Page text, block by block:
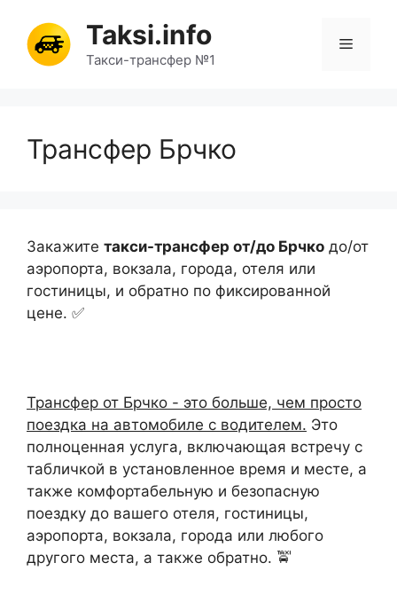
содержимому
Taksi.info
Такси-трансфер №1
Меню
Трансфер Брчко
Закажите такси-трансфер от/до Брчко до/от
аэропорта, вокзала, города, отеля или
гостиницы, и обратно по фиксированной
цене. ✅
Трансфер от Брчко - это больше, чем просто
поездка на автомобиле с водителем. Это
полноценная услуга, включающая встречу с
табличкой в установленное время и месте, а
также комфортабельную и безопасную
поездку до вашего отеля, гостиницы,
аэропорта, вокзала, города или любого
другого места, а также обратно. 🚖